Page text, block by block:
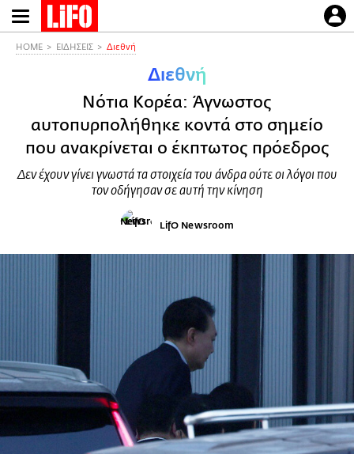
Παράκαμψη
προς
HOME ΕΙΔΗΣΕΙΣ Διεθνή
Διεθνή
Νότια Κορέα: Άγνωστος
αυτοπυρπολήθηκε κοντά στο σημείο
που ανακρίνεται ο έκπτωτος πρόεδρος
Δεν έχουν γίνει γνωστά τα στοιχεία του άνδρα ούτε οι λόγοι που
τον οδήγησαν σε αυτή την κίνηση
LifO Newsroom